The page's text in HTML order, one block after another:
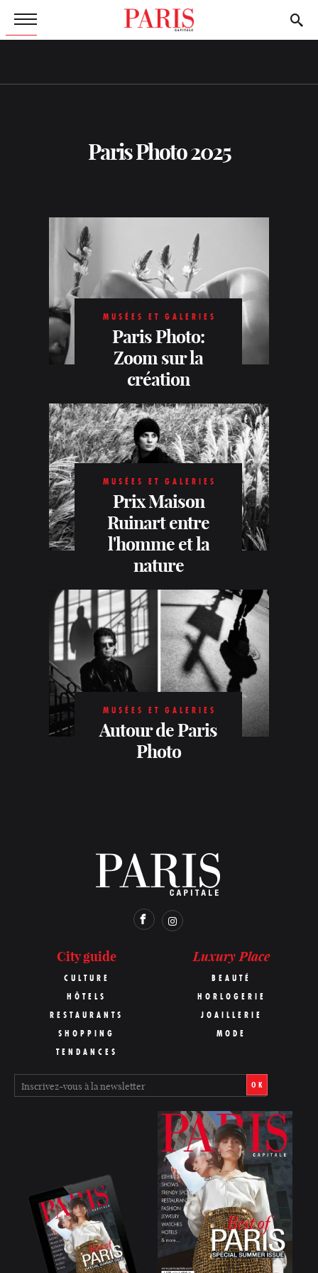
Paris Photo 2025
MUSÉES ET GALERIES
Paris Photo:
Zoom sur la
création
MUSÉES ET GALERIES
Prix Maison
Ruinart entre
l'homme et la
nature
MUSÉES ET GALERIES
Autour de Paris
Photo
City guide
CULTURE
HÔTELS
RESTAURANTS
SHOPPING
TENDANCES
Luxury Place
BEAUTÉ
HORLOGERIE
JOAILLERIE
MODE
OK